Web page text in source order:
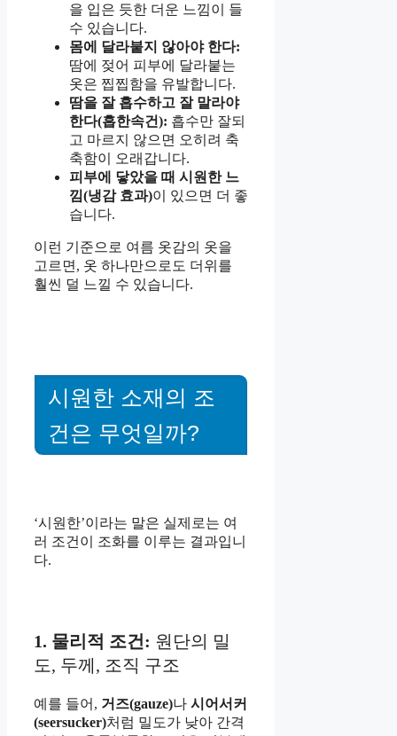
을 입은 듯한 더운 느낌이 들
수 있습니다.
몸에 달라붙지 않아야 한다:
땀에 젖어 피부에 달라붙는
옷은 찝찝함을 유발합니다.
땀을 잘 흡수하고 잘 말라야
한다(흡한속건): 흡수만 잘되
고 마르지 않으면 오히려 축
축함이 오래갑니다.
피부에 닿았을 때 시원한 느
낌(냉감 효과)이 있으면 더 좋
습니다.
이런 기준으로 여름 옷감의 옷을
고르면, 옷 하나만으로도 더위를
훨씬 덜 느낄 수 있습니다.
시원한 소재의 조
건은 무엇일까?
‘시원한’이라는 말은 실제로는 여
러 조건이 조화를 이루는 결과입니
다.
1. 물리적 조건: 원단의 밀
도, 두께, 조직 구조
예를 들어, 거즈(gauze)나 시어서커
(seersucker)처럼 밀도가 낮아 간격